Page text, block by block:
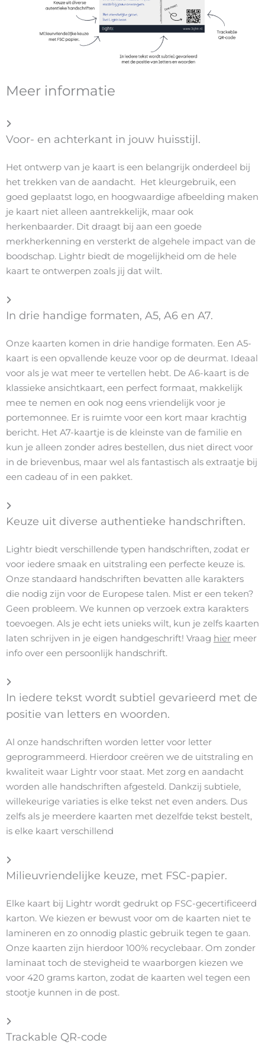
Meer informatie
Voor- en achterkant in jouw huisstijl.
Het ontwerp van je kaart is een belangrijk onderdeel bij
het trekken van de aandacht. Het kleurgebruik, een
goed geplaatst logo, en hoogwaardige afbeelding maken
je kaart niet alleen aantrekkelijk, maar ook
herkenbaarder. Dit draagt bij aan een goede
merkherkenning en versterkt de algehele impact van de
boodschap. Lightr biedt de mogelijkheid om de hele
kaart te ontwerpen zoals jij dat wilt.
In drie handige formaten, A5, A6 en A7.
Onze kaarten komen in drie handige formaten. Een A5-
kaart is een opvallende keuze voor op de deurmat. Ideaal
voor als je wat meer te vertellen hebt. De A6-kaart is de
klassieke ansichtkaart, een perfect formaat, makkelijk
mee te nemen en ook nog eens vriendelijk voor je
portemonnee. Er is ruimte voor een kort maar krachtig
bericht. Het A7-kaartje is de kleinste van de familie en
kun je alleen zonder adres bestellen, dus niet direct voor
in de brievenbus, maar wel als fantastisch als extraatje bij
een cadeau of in een pakket.
Keuze uit diverse authentieke handschriften.
Lightr biedt verschillende typen handschriften, zodat er
voor iedere smaak en uitstraling een perfecte keuze is.
Onze standaard handschriften bevatten alle karakters
die nodig zijn voor de Europese talen. Mist er een teken?
Geen probleem. We kunnen op verzoek extra karakters
toevoegen. Als je echt iets unieks wilt, kun je zelfs kaarten
laten schrijven in je eigen handgeschrift! Vraag hier meer
info over een persoonlijk handschrift.
In iedere tekst wordt subtiel gevarieerd met de
positie van letters en woorden.
Al onze handschriften worden letter voor letter
geprogrammeerd. Hierdoor creëren we de uitstraling en
kwaliteit waar Lightr voor staat. Met zorg en aandacht
worden alle handschriften afgesteld. Dankzij subtiele,
willekeurige variaties is elke tekst net even anders. Dus
zelfs als je meerdere kaarten met dezelfde tekst bestelt,
is elke kaart verschillend
Milieuvriendelijke keuze, met FSC-papier.
Elke kaart bij Lightr wordt gedrukt op FSC-gecertificeerd
karton. We kiezen er bewust voor om de kaarten niet te
lamineren en zo onnodig plastic gebruik tegen te gaan.
Onze kaarten zijn hierdoor 100% recyclebaar. Om zonder
laminaat toch de stevigheid te waarborgen kiezen we
voor 420 grams karton, zodat de kaarten wel tegen een
stootje kunnen in de post.
Trackable QR-code